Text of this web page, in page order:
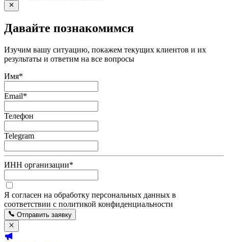
Давайте познакомимся
Изучим вашу ситуацию, покажем текущих клиентов и их
результаты и ответим на все вопросы
Имя*
Email*
Телефон
Telegram
ИНН организации*
Я согласен на обработку персональных данных в
соответствии с политикой конфиденциальности
Отправить заявку